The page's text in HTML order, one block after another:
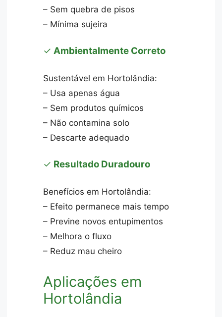
– Sem quebra de pisos
– Mínima sujeira
✓Ambientalmente Correto
Sustentável em Hortolândia:
– Usa apenas água
– Sem produtos químicos
– Não contamina solo
– Descarte adequado
✓ Resultado Duradouro
Benefícios em Hortolândia:
– Efeito permanece mais tempo
– Previne novos entupimentos
– Melhora o fluxo
– Reduz mau cheiro
Aplicações em
Hortolândia